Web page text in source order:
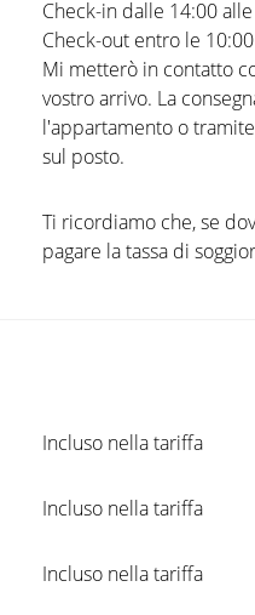
Check-in dalle 14:00
Check-out entro le 10:00
Mi metterò in contatto
vostro arrivo. La
l'appartamento o
sul posto.
Ti ricordiamo che, se
pagare la tassa di
Incluso nella tariffa
Incluso nella tariffa
Incluso nella tariffa